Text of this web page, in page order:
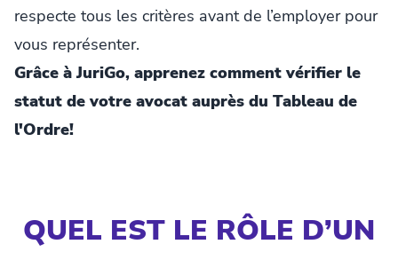
respecte tous les critères avant de l’employer pour
vous représenter.
Grâce à JuriGo, apprenez comment vérifier le
statut de votre avocat auprès du Tableau de
l'Ordre!
QUEL EST LE RÔLE D’UN